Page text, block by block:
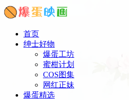
首页
绅士好物
爆蛋工坊
蜜柑计划
COS图集
网红正妹
爆蛋精选